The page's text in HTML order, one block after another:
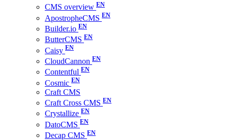
CMS overview
ApostropheCMS
Builder.io
ButterCMS
Caisy
CloudCannon
Contentful
Cosmic
Craft CMS
Craft Cross CMS
Crystallize
DatoCMS
Decap CMS